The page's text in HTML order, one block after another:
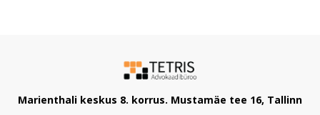
Marienthali keskus 8. korrus. Mustamäe tee 16, Tallinn